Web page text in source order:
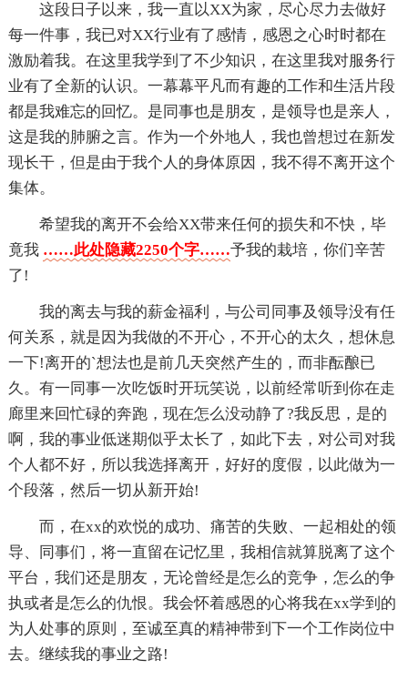
这段日子以来，我一直以XX为家，尽心尽力去做好
每一件事，我已对XX行业有了感情，感恩之心时时都在
激励着我。在这里我学到了不少知识，在这里我对服务行
业有了全新的认识。一幕幕平凡而有趣的工作和生活片段
都是我难忘的回忆。是同事也是朋友，是领导也是亲人，
这是我的肺腑之言。作为一个外地人，我也曾想过在新发
现长干，但是由于我个人的身体原因，我不得不离开这个
集体。
希望我的离开不会给XX带来任何的损失和不快，毕
竟我 ……此处隐藏2250个字……予我的栽培，你们辛苦
了!
我的离去与我的薪金福利，与公司同事及领导没有任
何关系，就是因为我做的不开心，不开心的太久，想休息
一下!离开的`想法也是前几天突然产生的，而非酝酿已
久。有一同事一次吃饭时开玩笑说，以前经常听到你在走
廊里来回忙碌的奔跑，现在怎么没动静了?我反思，是的
啊，我的事业低迷期似乎太长了，如此下去，对公司对我
个人都不好，所以我选择离开，好好的度假，以此做为一
个段落，然后一切从新开始!
而，在xx的欢悦的成功、痛苦的失败、一起相处的领
导、同事们，将一直留在记忆里，我相信就算脱离了这个
平台，我们还是朋友，无论曾经是怎么的竞争，怎么的争
执或者是怎么的仇恨。我会怀着感恩的心将我在xx学到的
为人处事的原则，至诚至真的精神带到下一个工作岗位中
去。继续我的事业之路!